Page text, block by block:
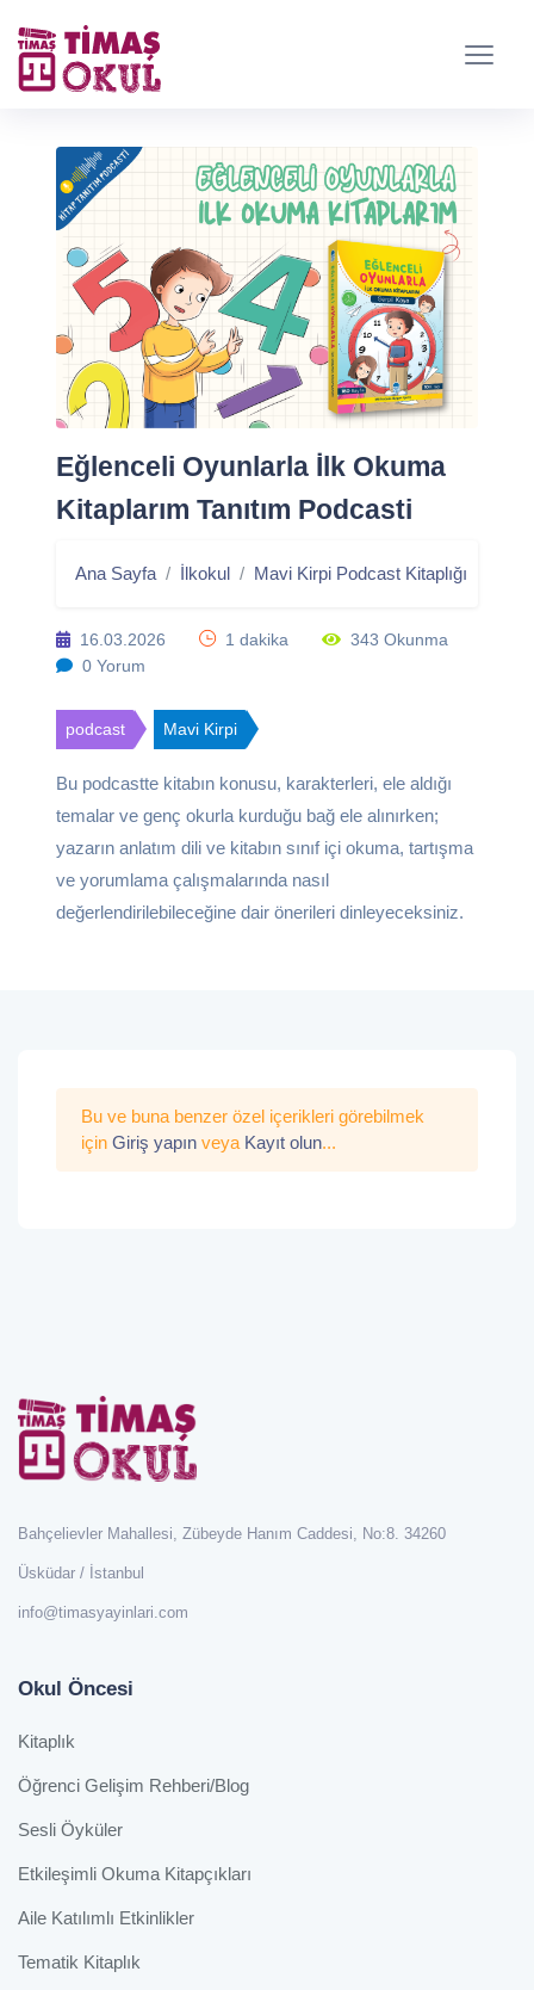
Eğlenceli Oyunlarla İlk Okuma
Kitaplarım Tanıtım Podcasti
Ana Sayfa İlkokul Mavi Kirpi Podcast Kitaplığı
16.03.2026 1 dakika
343 Okunma
0 Yorum
podcast Mavi Kirpi
Bu podcastte kitabın konusu, karakterleri, ele aldığı
temalar ve genç okurla kurduğu bağ ele alınırken;
yazarın anlatım dili ve kitabın sınıf içi okuma, tartışma
ve yorumlama çalışmalarında nasıl
değerlendirilebileceğine dair önerileri dinleyeceksiniz.
Bu ve buna benzer özel içerikleri görebilmek
için Giriş yapın veya Kayıt olun...
Bahçelievler Mahallesi, Zübeyde Hanım Caddesi, No:8. 34260
Üsküdar / İstanbul
info@timasyayinlari.com
Okul Öncesi
Kitaplık
Öğrenci Gelişim Rehberi/Blog
Sesli Öyküler
Etkileşimli Okuma Kitapçıkları
Aile Katılımlı Etkinlikler
Tematik Kitaplık